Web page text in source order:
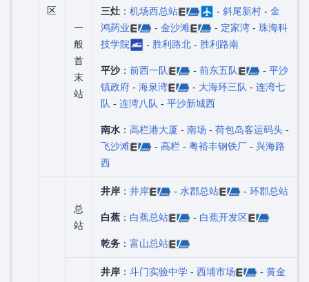
区
一
般
首
末
站
三灶 ： 机场西总站 - 斜尾新村 - 金
鸿药业
- 金沙滩 - 定家湾 - 珠海科
技学院
- 胜利路北 - 胜利路南
平沙： 前西一队 - 前东五队 - 平沙
镇政府 - 海泉湾 - 大海环三队 - 连湾七
队 - 连湾八队 - 平沙新城西
南水 ： 高栏港大厦 - 南场 - 荷包岛客运码头 -
飞沙滩
- 高栏 - 粤裕丰钢铁厂 - 兴海路
西
总
站
井岸 ： 井岸 - 水郡总站 - 环郡总站
白蕉 ： 白蕉总站 - 白蕉开发区
乾务 ： 富山总站
井岸 ： 斗门实验中学 - 西埔市场 - 黄金